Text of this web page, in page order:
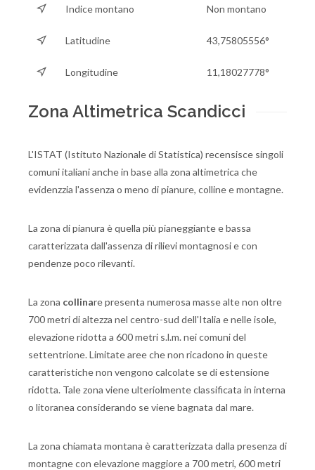
Indice montano Non montano
Latitudine 43,75805556°
Longitudine 11,18027778°
Zona Altimetrica Scandicci
L'ISTAT (Istituto Nazionale di Statistica) recensisce singoli
comuni italiani anche in base alla zona altimetrica che
evidenzzia l'assenza o meno di pianure, colline e montagne.
La zona di pianura è quella più pianeggiante e bassa
caratterizzata dall'assenza di rilievi montagnosi e con
pendenze poco rilevanti.
La zona collinare presenta numerosa masse alte non oltre
700 metri di altezza nel centro-sud dell'Italia e nelle isole,
elevazione ridotta a 600 metri s.l.m. nei comuni del
settentrione. Limitate aree che non ricadono in queste
caratteristiche non vengono calcolate se di estensione
ridotta. Tale zona viene ulteriolmente classificata in interna
o litoranea considerando se viene bagnata dal mare.
La zona chiamata montana è caratterizzata dalla presenza di
montagne con elevazione maggiore a 700 metri, 600 metri